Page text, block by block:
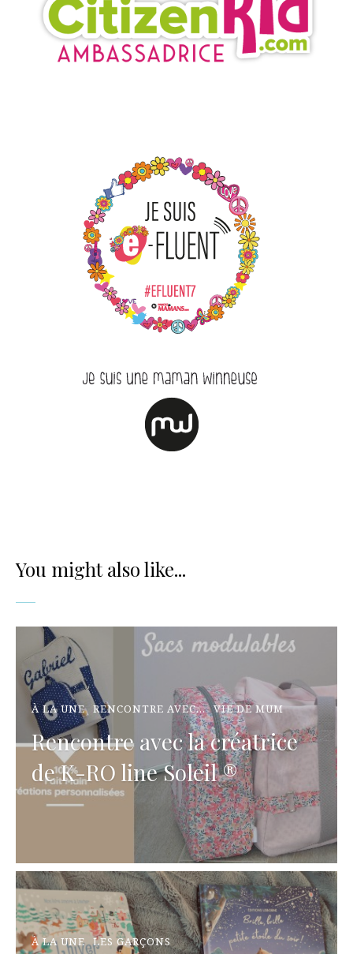
You might also like...
À LA UNE RENCONTRE AVEC... VIE DE MUM
Rencontre avec la créatrice
de K-RO line Soleil ®
À LA UNE LES GARÇONS